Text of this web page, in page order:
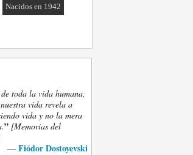
Nacidos en 1942
toda la vida humana,
vida revela a
vida y no la mera
” [Memorias del
— Fiódor Dostoyevski